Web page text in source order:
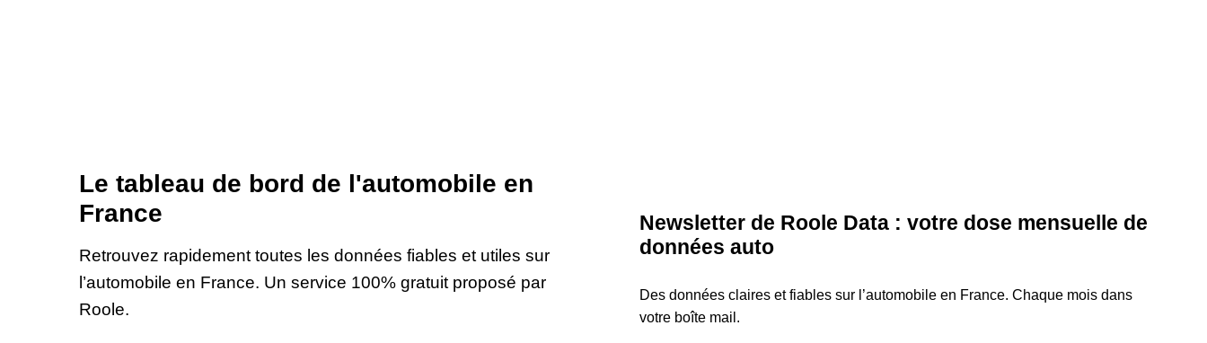
Le tableau de bord de l'automobile en
France
Retrouvez rapidement toutes les données fiables et utiles sur
l’automobile en France. Un service 100% gratuit proposé par
Roole.
Newsletter de Roole Data : votre dose mensuelle de
données auto
Des données claires et fiables sur l’automobile en France. Chaque mois dans
votre boîte mail.